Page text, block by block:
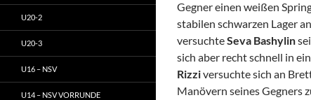
Gegner einen weißen
stabilen schwarzen Lager
versuchteSeva Bashylin
sich aber recht schnell in
Rizziversuchte sich an
Manövern seines Gegners
U20-2
U20-3
U16 – NSV
U14 – NSV VORRUNDE